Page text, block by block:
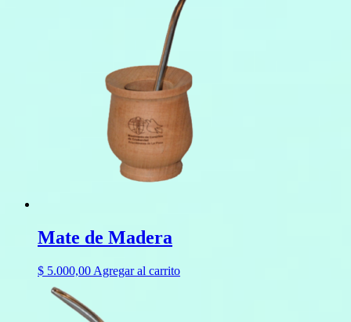
Mate de Madera
$ 5.000,00 Agregar al carrito